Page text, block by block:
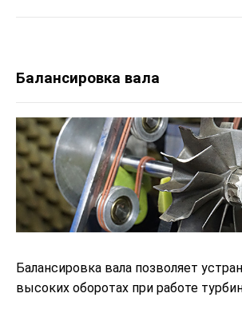
Балансировка вала
Балансировка вала позволяет
высоких оборотах при работе